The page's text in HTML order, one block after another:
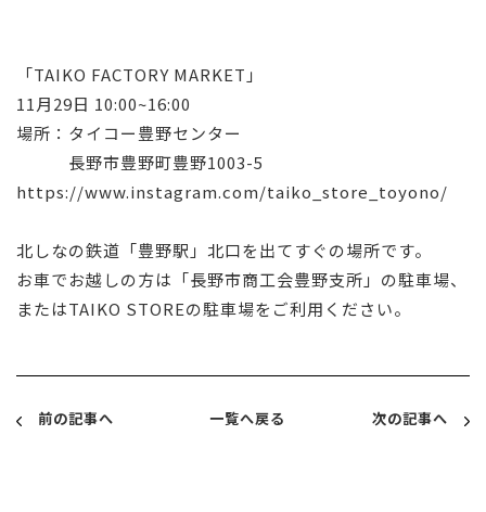
「TAIKO FACTORY MARKET」
11月29日 10:00~16:00
場所：タイコー豊野センター
長野市豊野町豊野1003-5
https://www.instagram.com/taiko_store_toyono/
北しなの鉄道「豊野駅」北口を出てすぐの場所です。
お車でお越しの方は「長野市商工会豊野支所」の駐車場、
またはTAIKO STOREの駐車場をご利用ください。
前の記事へ 一覧へ戻る 次の記事へ